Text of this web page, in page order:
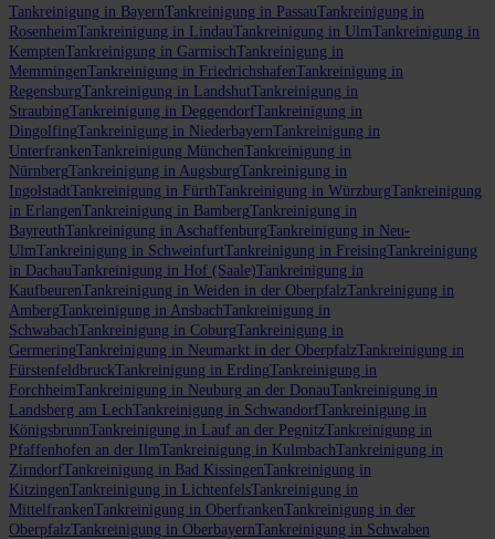
Tankreinigung in BayernTankreinigung in PassauTankreinigung in
RosenheimTankreinigung in LindauTankreinigung in UlmTankreinigung in
KemptenTankreinigung in GarmischTankreinigung in
MemmingenTankreinigung in FriedrichshafenTankreinigung in
RegensburgTankreinigung in LandshutTankreinigung in
StraubingTankreinigung in DeggendorfTankreinigung in
DingolfingTankreinigung in NiederbayernTankreinigung in
UnterfrankenTankreinigung MünchenTankreinigung in
NürnbergTankreinigung in AugsburgTankreinigung in
IngolstadtTankreinigung in FürthTankreinigung in WürzburgTankreinigung
in ErlangenTankreinigung in BambergTankreinigung in
BayreuthTankreinigung in AschaffenburgTankreinigung in Neu-
UlmTankreinigung in SchweinfurtTankreinigung in FreisingTankreinigung
in DachauTankreinigung in Hof (Saale)Tankreinigung in
KaufbeurenTankreinigung in Weiden in der OberpfalzTankreinigung in
AmbergTankreinigung in AnsbachTankreinigung in
SchwabachTankreinigung in CoburgTankreinigung in
GermeringTankreinigung in Neumarkt in der OberpfalzTankreinigung in
FürstenfeldbruckTankreinigung in ErdingTankreinigung in
ForchheimTankreinigung in Neuburg an der DonauTankreinigung in
Landsberg am LechTankreinigung in SchwandorfTankreinigung in
KönigsbrunnTankreinigung in Lauf an der PegnitzTankreinigung in
Pfaffenhofen an der IlmTankreinigung in KulmbachTankreinigung in
ZirndorfTankreinigung in Bad KissingenTankreinigung in
KitzingenTankreinigung in LichtenfelsTankreinigung in
MittelfrankenTankreinigung in OberfrankenTankreinigung in der
OberpfalzTankreinigung in OberbayernTankreinigung in Schwaben